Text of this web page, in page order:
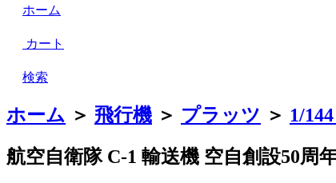
ホーム
カート
検索
ホーム ＞ 飛行機 ＞ プラッツ ＞ 1/
航空自衛隊 C-1 輸送機 空自創設50周